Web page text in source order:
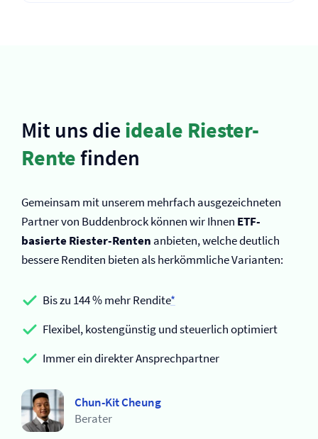
Mit uns die ideale Riester-
Rentefinden
Gemeinsam mit unserem mehrfach ausgezeichneten
Partner von Buddenbrock können wir Ihnen ETF-
basierte Riester-Renten anbieten, welche deutlich
bessere Renditen bieten als herkömmliche Varianten:
Bis zu 144 % mehr Rendite*
Flexibel, kostengünstig und steuerlich optimiert
Immer ein direkter Ansprechpartner
Chun-Kit Cheung
Berater